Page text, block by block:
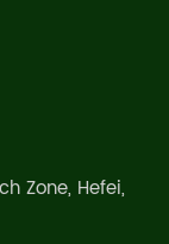
Zone, Hefei,